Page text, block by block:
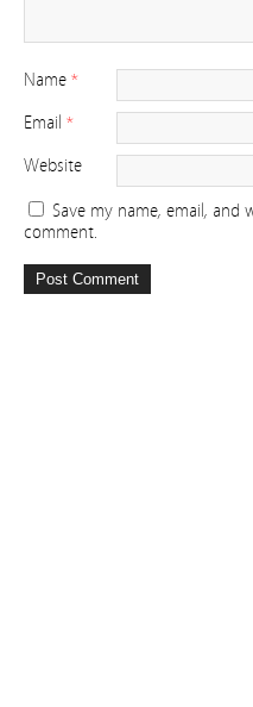
Name *
Email *
Website
Save my name, email, and
comment.